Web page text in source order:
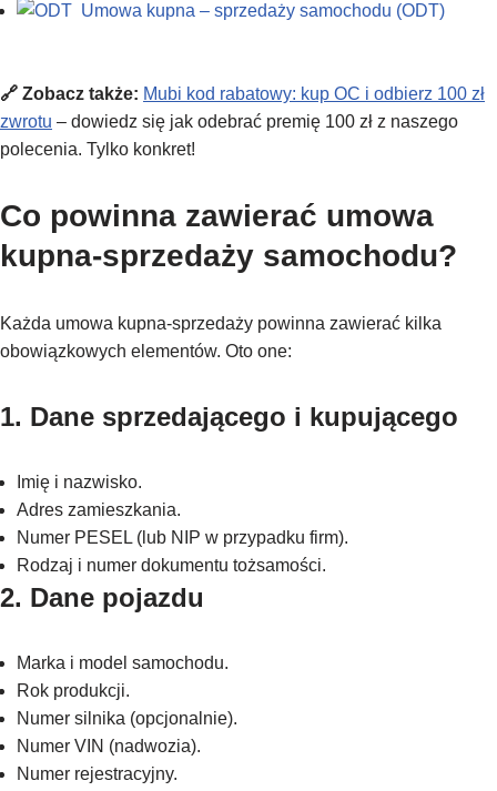
Umowa kupna – sprzedaży samochodu (ODT)
🔗 Zobacz także: Mubi kod rabatowy: kup OC i odbierz 100 zł
zwrotu – dowiedz się jak odebrać premię 100 zł z naszego
polecenia. Tylko konkret!
Co powinna zawierać umowa
kupna-sprzedaży samochodu?
Każda umowa kupna-sprzedaży powinna zawierać kilka
obowiązkowych elementów. Oto one:
1. Dane sprzedającego i kupującego
Imię i nazwisko.
Adres zamieszkania.
Numer PESEL (lub NIP w przypadku firm).
Rodzaj i numer dokumentu tożsamości.
2. Dane pojazdu
Marka i model samochodu.
Rok produkcji.
Numer silnika (opcjonalnie).
Numer VIN (nadwozia).
Numer rejestracyjny.